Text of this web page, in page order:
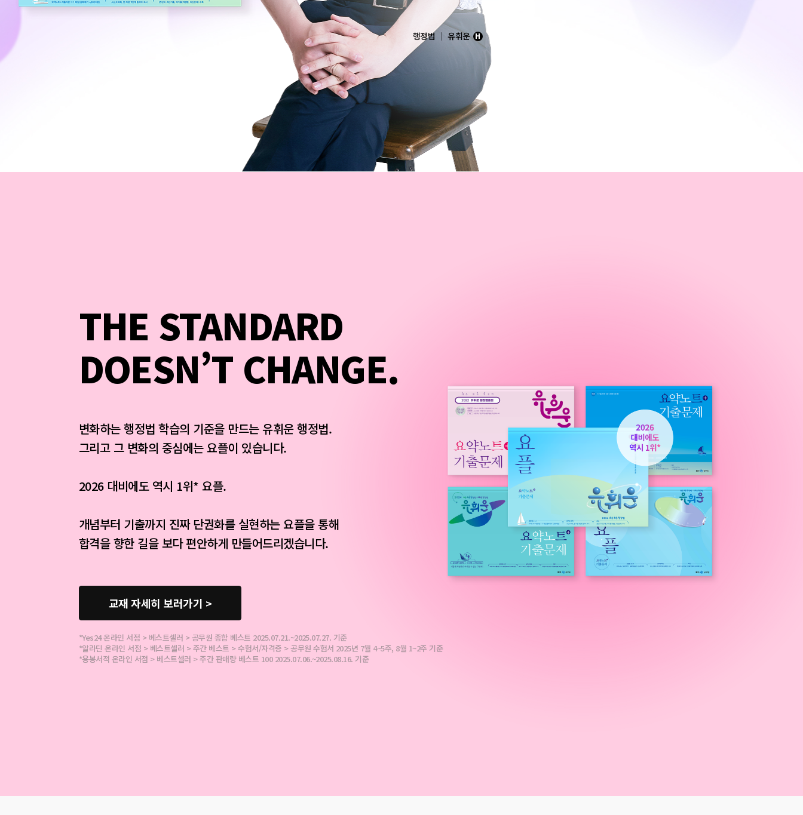
행정법 유휘운 H
THE STANDARD
DOESN’T CHANGE.
변화하는 행정법 학습의 기준을 만드는 유휘운 행정법.
그리고 그 변화의 중심에는 요플이 있습니다.
2026 대비에도 역시 1위* 요플.
개념부터 기출까지 진짜 단권화를 실현하는 요플을 통해
합격을 향한 길을 보다 편안하게 만들어드리겠습니다.
교재 자세히 보러가기 >
*Yes24 온라인 서점 > 베스트셀러 > 공무원 종합 베스트 2025.07.21.~2025.07.27. 기준
*알라딘 온라인 서점 > 베스트셀러 > 주간 베스트 > 수험서/자격증 > 공무원 수험서 2025년 7월 4~5주, 8월 1~2주 기준
*용봉서적 온라인 서점 > 베스트셀러 > 주간 판매량 베스트 100 2025.07.06.~2025.08.16. 기준